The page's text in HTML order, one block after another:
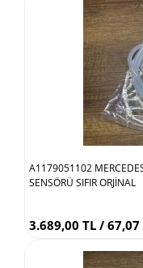
A1179051102
SENSÖRÜ SIFIR ORJİNAL
3.689,00 TL / 67,07